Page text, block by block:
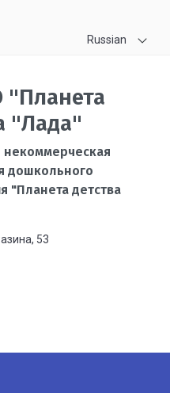
Russian
"Лада"
некоммерческая
дошкольного
"Планета детства
53